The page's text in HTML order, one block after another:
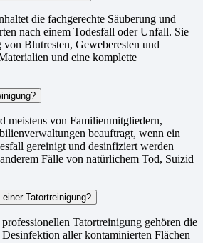
die fachgerechte Säuberung und
nach einem Todesfall oder Unfall. Sie
Blutresten, Geweberesten und
und eine komplette
meistens von Familienmitgliedern,
beauftragt, wenn ein
gereinigt und desinfiziert werden
Fälle von natürlichem Tod, Suizid
Tatortreinigung?
Tatortreinigung gehören die
aller kontaminierten Flächen